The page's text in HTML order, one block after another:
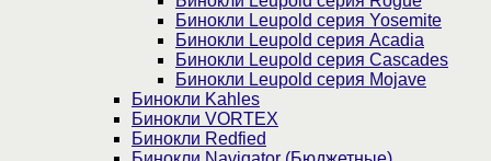
Бинокли Leupold серия Yosemite
Бинокли Leupold серия Acadia
Бинокли Leupold серия Cascades
Бинокли Leupold серия Mojave
Бинокли Kahles
Бинокли VORTEX
Бинокли Redfied